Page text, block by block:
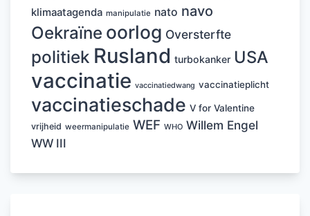
klimaatagenda manipulatie nato navo
Oekraïne oorlog Oversterfte
politiek Rusland turbokanker USA
vaccinatie vaccinatiedwang vaccinatieplicht
vaccinatieschade V for Valentine
vrijheid weermanipulatie WEF WHO Willem Engel
WW III